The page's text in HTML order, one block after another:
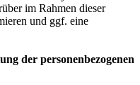
im Rahmen dieser
und ggf. eine
der personenbezogenen